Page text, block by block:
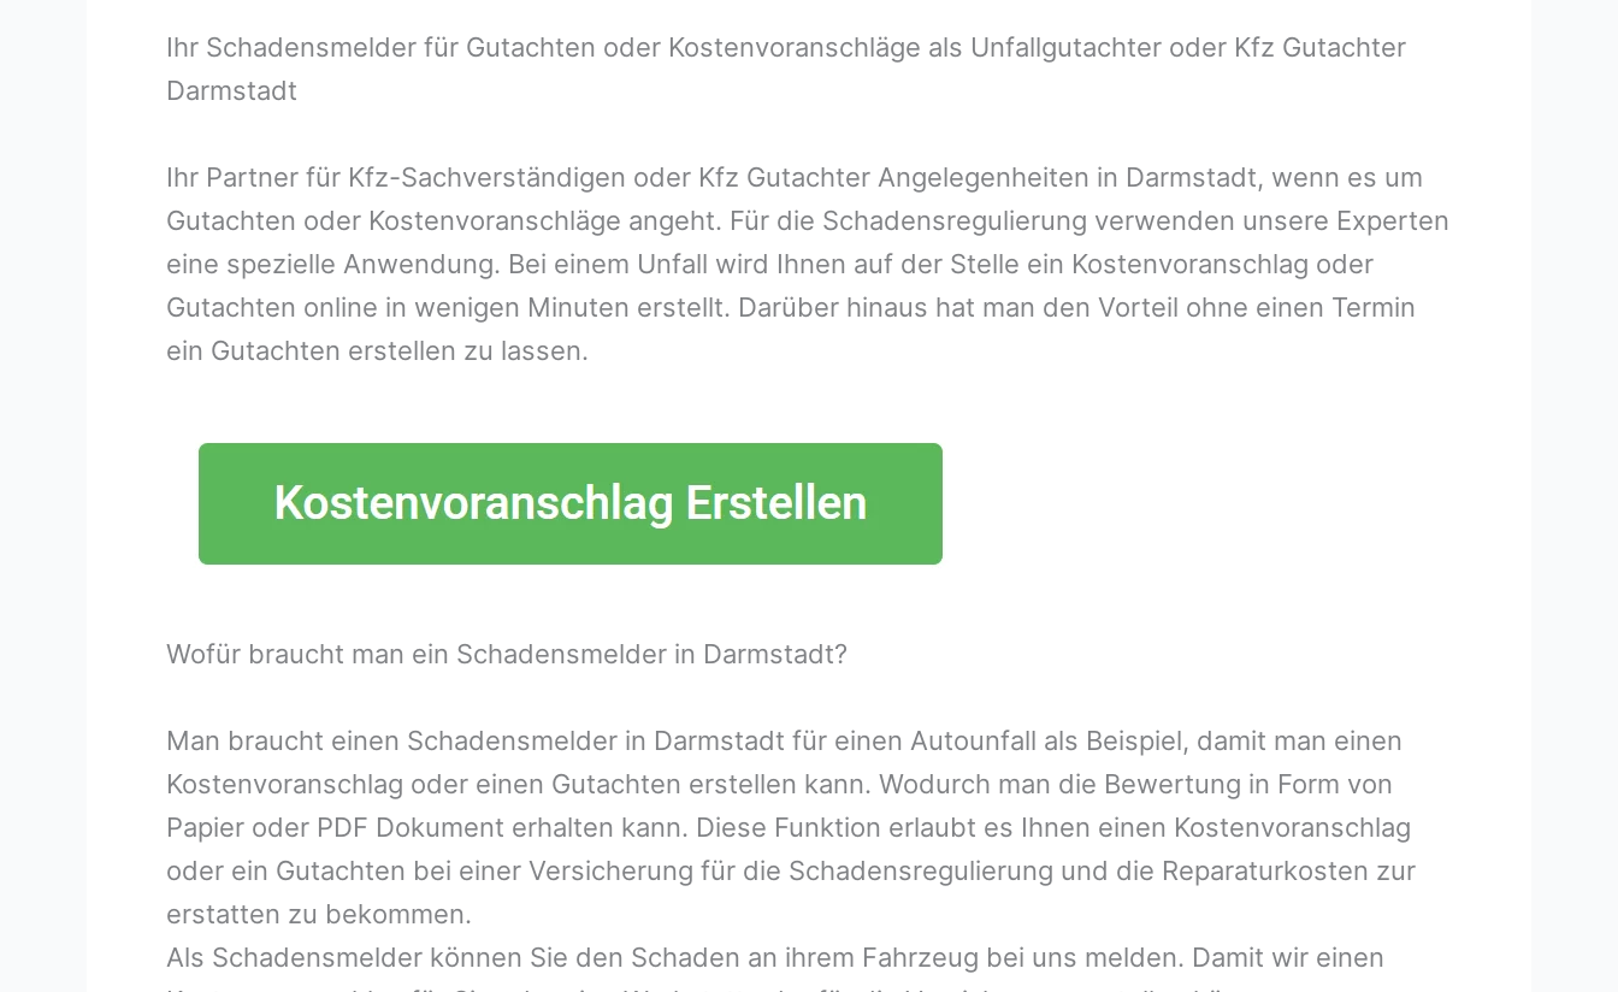
Ihr Schadensmelder für Gutachten oder Kostenvoranschläge als Unfallgutachter oder Kfz Gutachter
Darmstadt
Ihr Partner für Kfz-Sachverständigen oder Kfz Gutachter Angelegenheiten in Darmstadt, wenn es um
Gutachten oder Kostenvoranschläge angeht. Für die Schadensregulierung verwenden unsere Experten
eine spezielle Anwendung. Bei einem Unfall wird Ihnen auf der Stelle ein Kostenvoranschlag oder
Gutachten online in wenigen Minuten erstellt. Darüber hinaus hat man den Vorteil ohne einen Termin
ein Gutachten erstellen zu lassen.
Wofür braucht man ein Schadensmelder in Darmstadt?
Man braucht einen Schadensmelder in Darmstadt für einen Autounfall als Beispiel, damit man einen
Kostenvoranschlag oder einen Gutachten erstellen kann. Wodurch man die Bewertung in Form von
Papier oder PDF Dokument erhalten kann. Diese Funktion erlaubt es Ihnen einen Kostenvoranschlag
oder ein Gutachten bei einer Versicherung für die Schadensregulierung und die Reparaturkosten zur
erstatten zu bekommen.
Als Schadensmelder können Sie den Schaden an ihrem Fahrzeug bei uns melden. Damit wir einen